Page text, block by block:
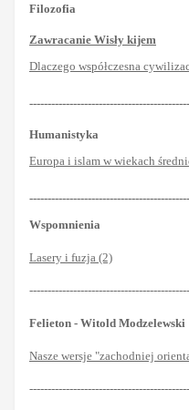
Filozofia
Zawracanie Wisły kijem
Dlaczego współczesna
Humanistyka
Europa i islam w wiekach
Wspomnienia
Lasery i fuzja (2)
Felieton - Witold Modzelewski
Nasze wersje "zachodniej